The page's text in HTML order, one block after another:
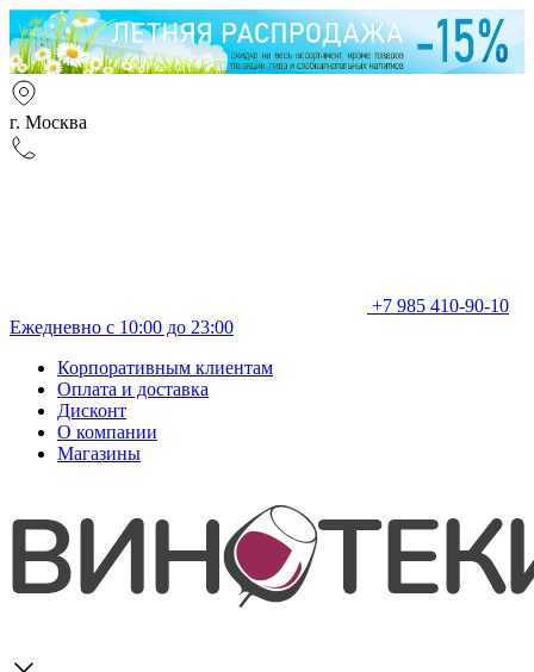
г. Москва
+7 985 410-90-10
Ежедневно с 10:00 до 23:00
Корпоративным клиентам
Оплата и доставка
Дисконт
О компании
Магазины